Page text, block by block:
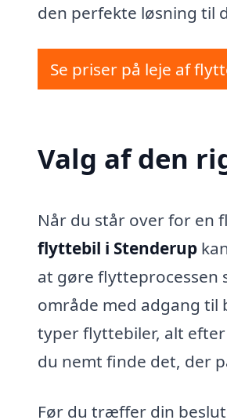
den perfekte løsning til
Se priser på leje af
Valg af den
Når du står over for en
flyttebil i Stenderup
at gøre flytteprocessen
område med adgang til
typer flyttebiler, alt
du nemt finde det, der
Før du træffer din